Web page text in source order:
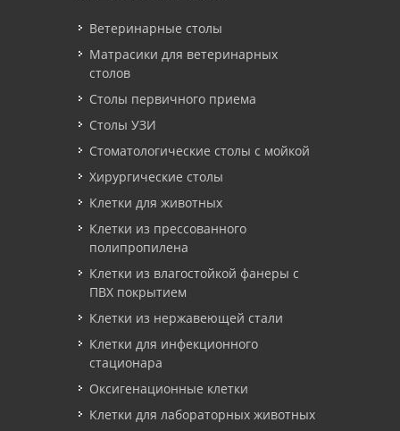
Ветеринарные столы
Матрасики для ветеринарных
столов
Столы первичного приема
Столы УЗИ
Стоматологические столы с мойкой
Хирургические столы
Клетки для животных
Клетки из прессованного
полипропилена
Клетки из влагостойкой фанеры с
ПВХ покрытием
Клетки из нержавеющей стали
Клетки для инфекционного
стационара
Оксигенационные клетки
Клетки для лабораторных животных